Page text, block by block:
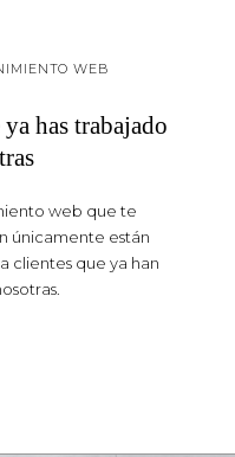
WEB
has trabajado
web que te
únicamente están
clientes que ya han